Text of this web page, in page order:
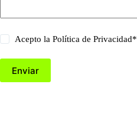
Acepto laPolítica de Privacidad*
Enviar